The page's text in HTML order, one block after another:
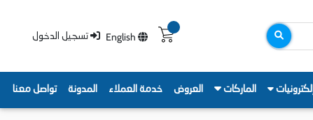
English تسجيل الدخول
إلكترونيات الماركات العروض خدمة العملاء المدونة تواصل معنا